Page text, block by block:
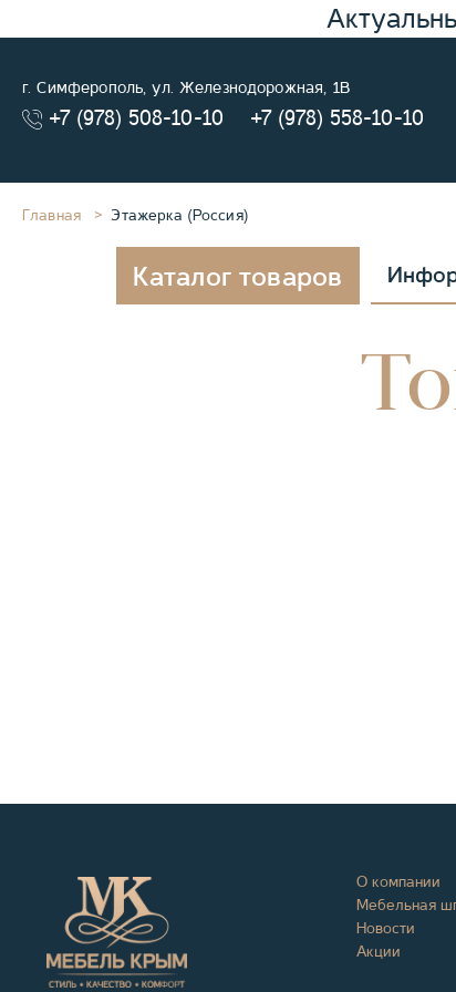
г. Симферополь, ул. Железнодорожная, 1В
+7 (978) 508-10-10 +7 (978) 558-10-10
Главная Этажерка (Россия)
Каталог товаров
О компании
Мебельная
Новости
Акции